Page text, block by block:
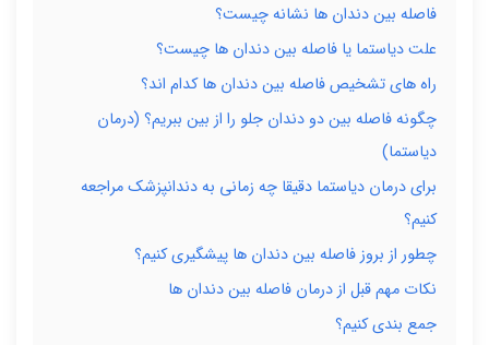
فاصله بین دندان ها نشانه چیست؟
علت دیاستما یا فاصله بین دندان ها چیست؟
راه های تشخیص فاصله بین دندان ها کدام اند؟
چگونه فاصله بین دو دندان جلو را از بین ببریم؟ (درمان
دیاستما)
برای درمان دیاستما دقیقا چه زمانی به دندانپزشک مراجعه
کنیم؟
چطور از بروز فاصله بین دندان ها پیشگیری کنیم؟
نکات مهم قبل از درمان فاصله بین دندان ها
جمع بندی کنیم؟